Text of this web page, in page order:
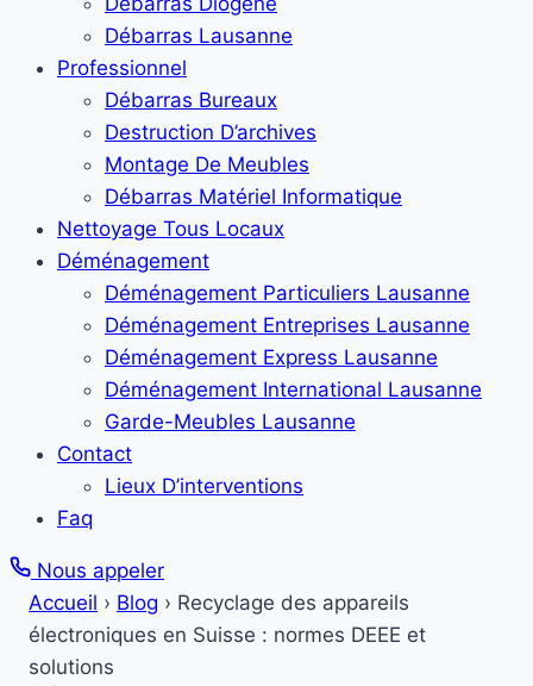
Débarras Lausanne
Professionnel
Débarras Bureaux
Destruction D’archives
Montage De Meubles
Débarras Matériel Informatique
Nettoyage Tous Locaux
Déménagement
Déménagement Particuliers Lausanne
Déménagement Entreprises Lausanne
Déménagement Express Lausanne
Déménagement International Lausanne
Garde-Meubles Lausanne
Contact
Lieux D’interventions
Faq
Nous appeler
Accueil › Blog › Recyclage des appareils
électroniques en Suisse : normes DEEE et
solutions